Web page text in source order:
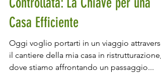
Ventilazione Meccanica
Controllata: La Chiave per una
Casa Efficiente
Oggi voglio portarti in un viaggio attraverso